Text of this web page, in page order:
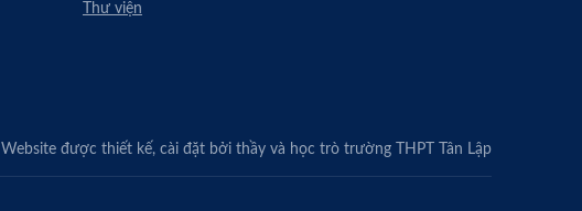
Thư viện
Website được thiết kế, cài đặt bởi thầy và học trò trường THPT Tân Lập